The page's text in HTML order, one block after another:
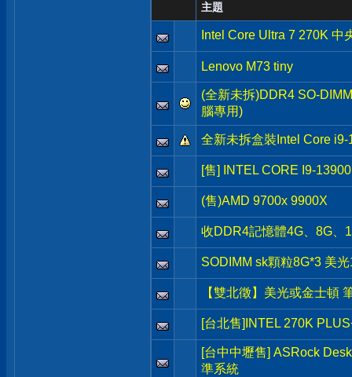
主題
Intel Core Ultra 7 270K 中
Lenovo M73 tiny
(全新未拆)DDR4 SO-
腦專用)
全新未拆盒裝Intel Core i9-
[售] INTEL CORE I9-
(售)AMD 9700x 9900X
收DDR4記憶體4G、8G、
SODIMM sk顆粒8G*3 美
【雙北徵】美光或金士頓
[台北售]INTEL 270K
[台中中壢售] ASRock
準系統